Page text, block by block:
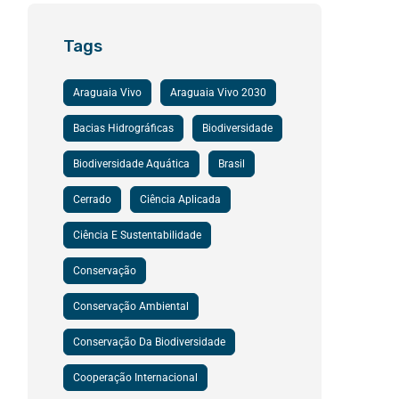
Tags
Araguaia Vivo Araguaia Vivo 2030
Bacias Hidrográficas Biodiversidade
Biodiversidade Aquática Brasil
Cerrado Ciência Aplicada
Ciência E Sustentabilidade
Conservação
Conservação Ambiental
Conservação Da Biodiversidade
Cooperação Internacional